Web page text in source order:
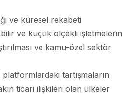
ve küresel rekabeti
ve küçük ölçekli işletmelerin
ve kamu-özel sektör
tartışmaların
ticari ilişkileri olan ülkeler